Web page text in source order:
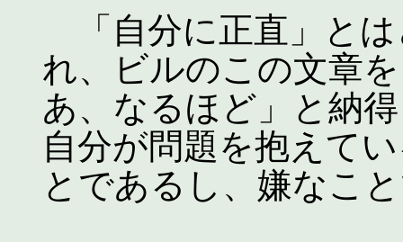
「自分に正直」と
れ、ビルのこの文章
あ、なるほど」と納
自分が問題を抱えて
とであるし、嫌なこ